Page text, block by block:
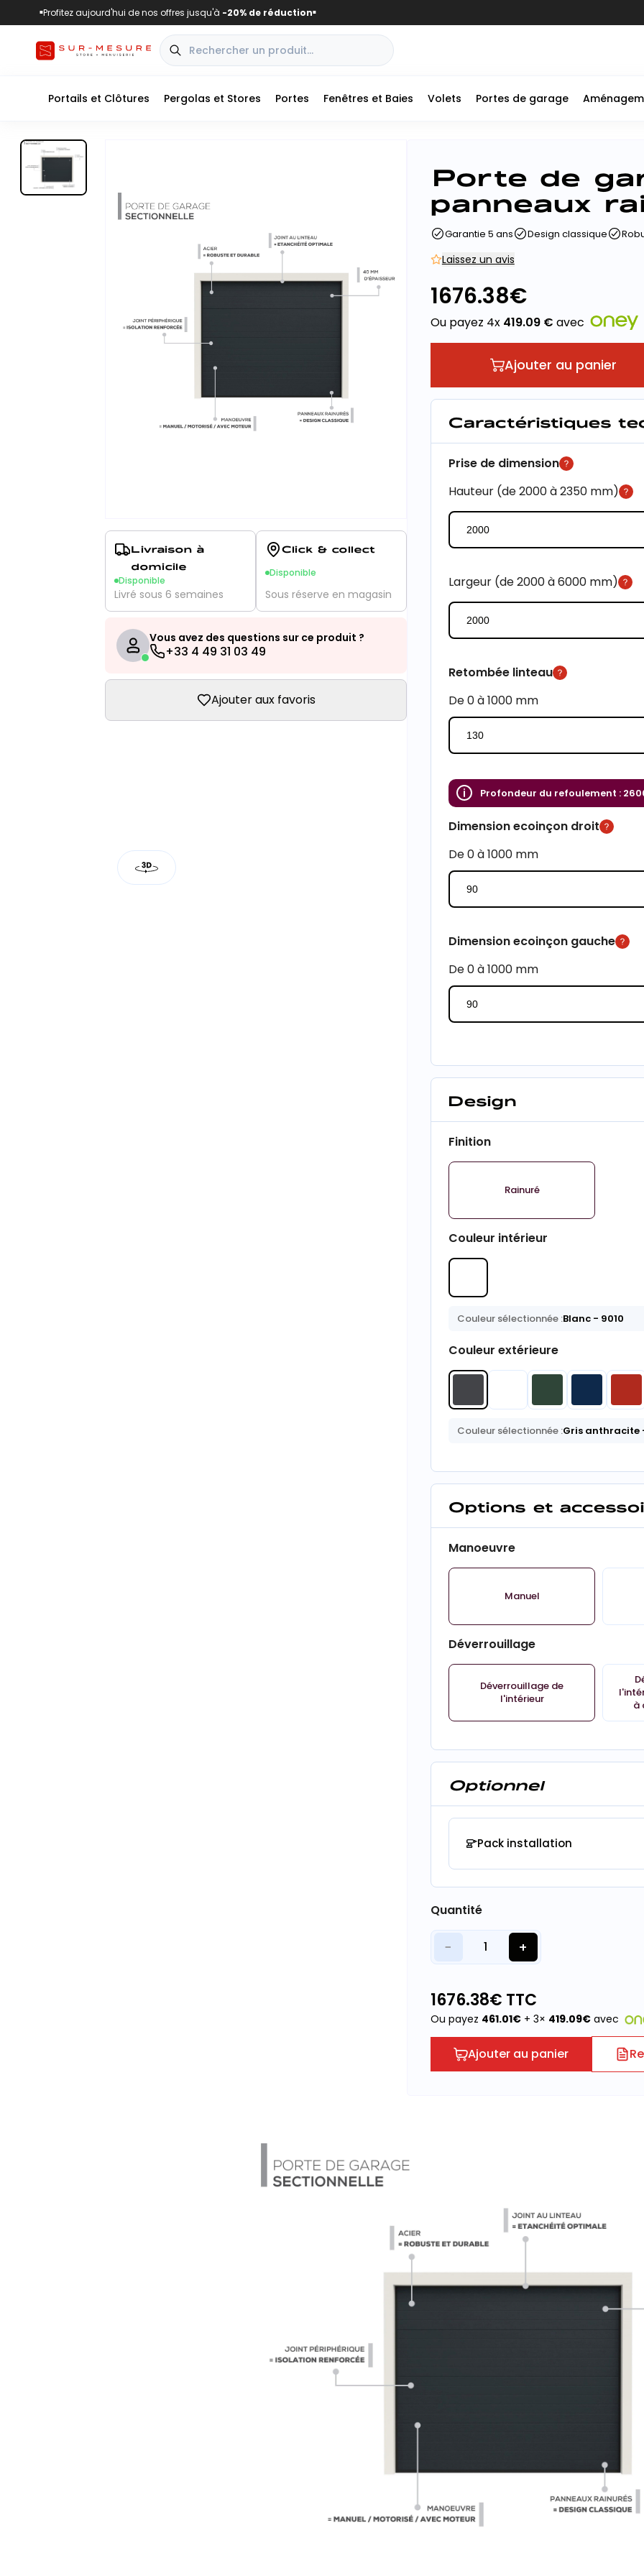
■Profitez aujourd'hui de nos offres jusqu'à -20% de réduction■
Portails et Clôtures Pergolas et Stores Portes Fenêtres et Baies Volets Portes de garage
Livraison à
domicile
Disponible
Livré sous 6 semaines
Click & collect
Disponible
Sous réserve en magasin
Vous avez des questions sur ce produit ?
+33 4 49 31 03 49
Ajouter aux favoris
Porte de
panneaux
Garantie 5 ans Design classique
Laissez un avis
1676.38€
Ou payez 4x 419.09€ avec
Ajouter au panier
Caractéristiques
Prise de dimension
Hauteur (de 2000 à 2350 mm)
Largeur (de 2000 à 6000 mm)
Retombée linteau
De 0 à 1000 mm
Profondeur du refoulement :
Dimension ecoinçon droit
De 0 à 1000 mm
Dimension ecoinçon gauche
De 0 à 1000 mm
Design
Finition
Rainuré
Couleur intérieur
Couleur sélectionnée :Blanc- 9010
Couleur extérieure
Couleur sélectionnée :Gris anthracite
Options et
Manoeuvre
Manuel
Déverrouillage
Déverrouillage de
l'intérieur
à
Optionnel
Pack installation
Quantité
− 1 +
1676.38€ TTC
Ou payez 461.01€+ 3× 419.09€ avec
Ajouter au panier